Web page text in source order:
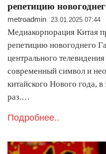
репетицию
metroadmin 23.01.2025 07:44
Медиакорпорация Китая
репетицию новогоднего
центрального
современный символ и
китайского Нового года,
раз.…
Подробнее..